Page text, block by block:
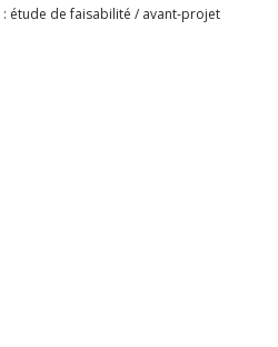
: étude de faisabilité / avant-projet